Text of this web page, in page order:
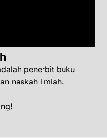
penerbit buku
naskah ilmiah.